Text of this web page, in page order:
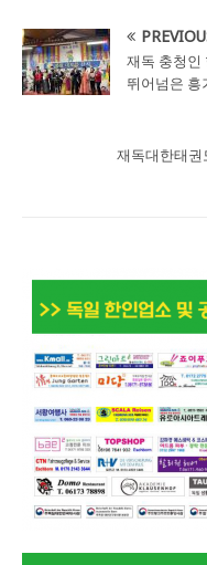
재독 충청인
뛰어넘은 흥
재독대한태권